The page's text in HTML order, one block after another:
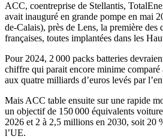
ACC, coentreprise de Stellantis,
avait inauguré en grande pompe en mai
de-Calais), près de Lens, la première des
françaises, toutes implantées dans les
Pour 2024, 2 000 packs batteries
chiffre qui parait encore minime comparé
aux quatre milliards d’euros levés par
Mais ACC table ensuite sur une rapide
un objectif de 150 000 équivalents
2026 et 2 à 2,5 millions en 2030, soit 20
l’UE.